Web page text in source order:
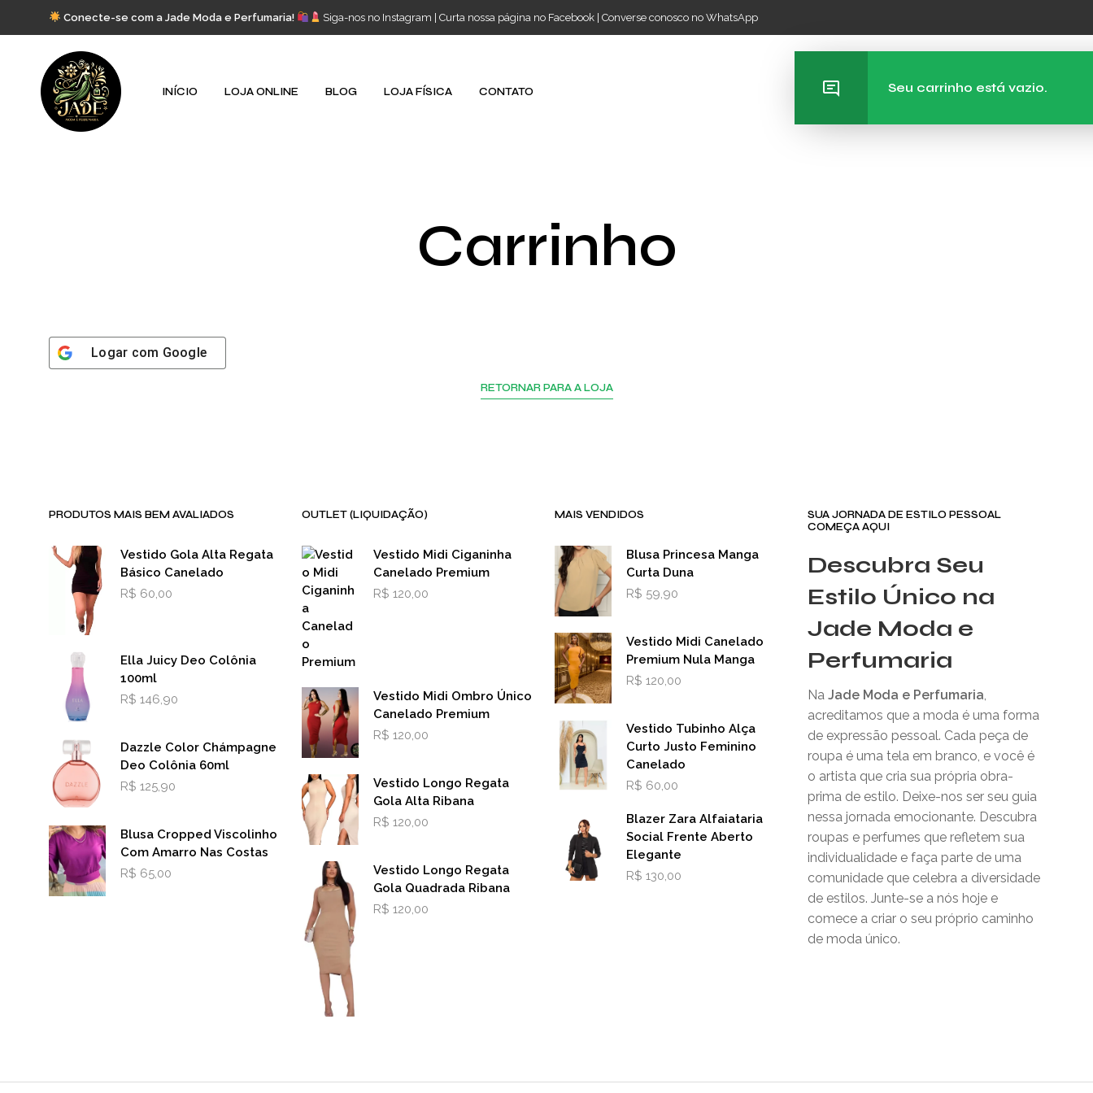
Conecte-se com a Jade Moda e Perfumaria! Siga-nos no Instagram |Curta nossa página no Facebook |Converse conosco no WhatsApp
INÍCIO LOJA ONLINE BLOG LOJA FÍSICA CONTATO 0 0
Carrinho
Logar com Google
RETORNAR PARA A LOJA
PRODUTOS MAIS BEM AVALIADOS
Vestido Gola Alta Regata
Básico Canelado
R$ 60,00
Ella Juicy Deo Colônia
100ml
R$ 146,90
Dazzle Color Chámpagne
Deo Colônia 60ml
R$ 125,90
Blusa Cropped Viscolinho
Com Amarro Nas Costas
R$ 65,00
OUTLET (LIQUIDAÇÃO)
Vestido Midi Ciganinha
Canelado Premium
R$ 120,00
Vestido Midi Ombro Único
Canelado Premium
R$ 120,00
Vestido Longo Regata
Gola Alta Ribana
R$ 120,00
Vestido Longo Regata
Gola Quadrada Ribana
R$ 120,00
MAIS VENDIDOS
Blusa Princesa Manga
Curta Duna
R$ 59,90
Vestido Midi Canelado
Premium Nula Manga
R$ 120,00
Vestido Tubinho Alça
Curto Justo Feminino
Canelado
R$ 60,00
Blazer Zara Alfaiataria
Social Frente Aberto
Elegante
R$ 130,00
SUA JORNADA DE ESTILO PESSOAL
COMEÇA AQUI
Descubra Seu
Estilo Único na
Jade Moda e
Perfumaria
Na Jade Moda e Perfumaria
acreditamos que a moda é uma forma
de expressão pessoal. Cada peça de
roupa é uma tela em branco, e você é
o artista que cria sua própria obra-
prima de estilo. Deixe-nos ser seu guia
nessa jornada emocionante. Descubra
roupas e perfumes que refletem sua
individualidade e faça parte de uma
comunidade que celebra a diversidade
de estilos. Junte-se a nós hoje e
comece a criar o seu próprio caminho
de moda único.